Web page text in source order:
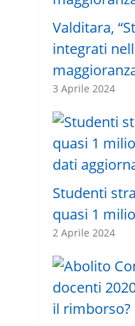
Valditara,
integrati
3 Aprile 2024
Studenti
quasi 1
2 Aprile 2024